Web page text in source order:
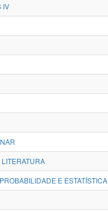
IV
E ESTATÍSTICA